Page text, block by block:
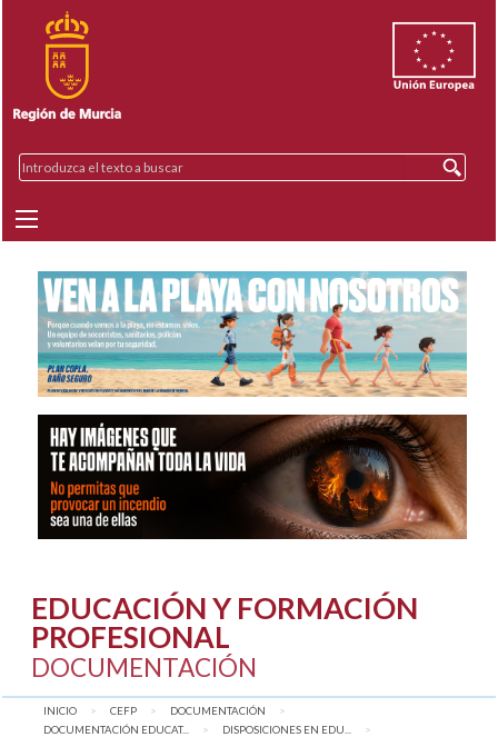
EDUCACIÓN Y FORMACIÓN
PROFESIONAL
DOCUMENTACIÓN
INICIO CEFP
DOCUMENTACIÓN
DOCUMENTACIÓN EDUCAT...
DISPOSICIONES EN EDU...